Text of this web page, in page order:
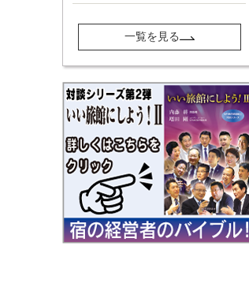
一覧を見る